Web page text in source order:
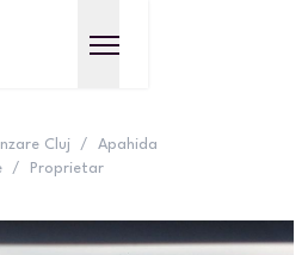
Cluj /
Apahida
/ Proprietar